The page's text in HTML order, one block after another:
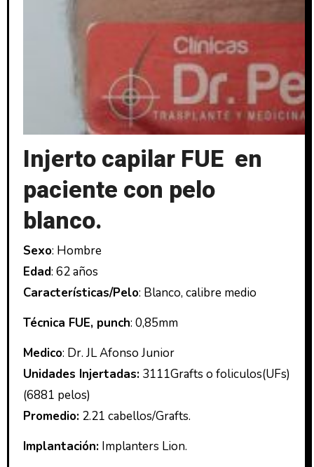
Injerto capilar FUE en
paciente con pelo
blanco.
Sexo: Hombre
Edad: 62 años
Características/Pelo: Blanco, calibre medio
Técnica FUE, punch: 0,85mm
Medico: Dr. JL Afonso Junior
Unidades Injertadas:3111Grafts o foliculos(UFs)
(6881 pelos)
Promedio:2.21 cabellos/Grafts.
Implantación:Implanters Lion.